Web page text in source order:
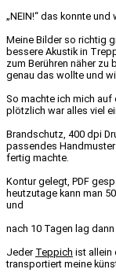
„NEIN!“ das konnte
Meine Bilder so richtig
bessere Akustik in
zum Berühren näher zu
genau das wollte und
So machte ich mich auf
plötzlich war alles viel
Brandschutz, 400 dpi
passendes
fertig machte.
Kontur gelegt, PDF
heutzutage kann man
und
nach 10 Tagen lag
Jeder Teppich ist allein
transportiert meine